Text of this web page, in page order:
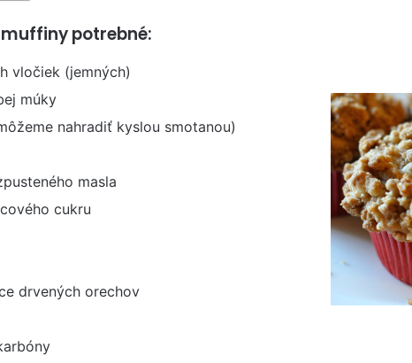
potrebné:
vločiek (jemných)
múky
nahradiť kyslou smotanou)
masla
cukru
drvených orechov